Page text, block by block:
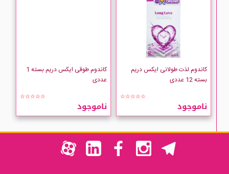
کاندوم لذت طولانی ایکس دریم
بسته 12 عددی
☆☆☆☆☆
ناموجود
کاندوم طوقی ایکس دریم بسته 1
عددی
☆☆☆☆☆
ناموجود